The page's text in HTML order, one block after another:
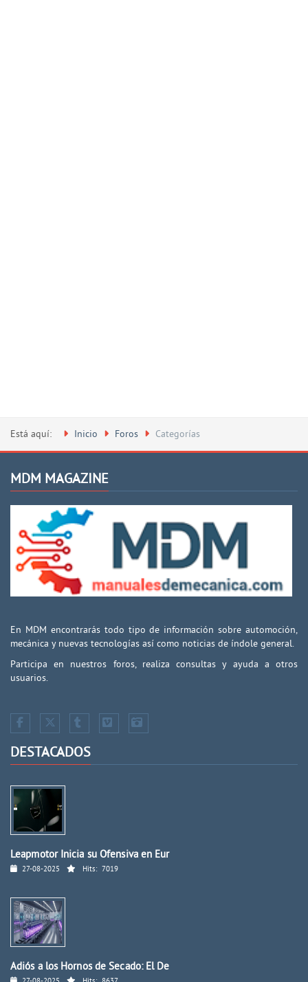
Está aquí: Inicio Foros Categorías
MDM MAGAZINE
En MDM encontrarás todo tipo de información sobre automoción,
mecánica y nuevas tecnologías así como noticias de índole general.
Participa en nuestros foros, realiza consultas y ayuda a otros
usuarios.
DESTACADOS
Leapmotor Inicia su Ofensiva en Eur
27-08-2025 Hits: 7019
Adiós a los Hornos de Secado: El De